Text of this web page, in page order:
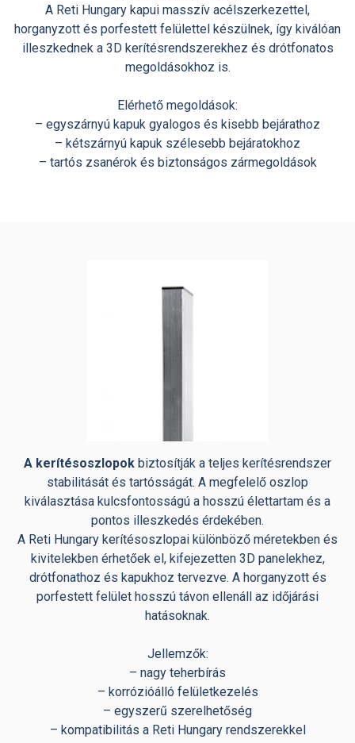
A Reti Hungary kapui masszív acélszerkezettel,
horganyzott és porfestett felülettel készülnek, így kiválóan
illeszkednek a 3D kerítésrendszerekhez és drótfonatos
megoldásokhoz is.
Elérhető megoldások:
– egyszárnyú kapuk gyalogos és kisebb bejárathoz
– kétszárnyú kapuk szélesebb bejáratokhoz
– tartós zsanérok és biztonságos zármegoldások
A kerítésoszlopok biztosítják a teljes kerítésrendszer
stabilitását és tartósságát. A megfelelő oszlop
kiválasztása kulcsfontosságú a hosszú élettartam és a
pontos illeszkedés érdekében.
A Reti Hungary kerítésoszlopai különböző méretekben és
kivitelekben érhetőek el, kifejezetten 3D panelekhez,
drótfonathoz és kapukhoz tervezve. A horganyzott és
porfestett felület hosszú távon ellenáll az időjárási
hatásoknak.
Jellemzők:
– nagy teherbírás
– korrózióálló felületkezelés
– egyszerű szerelhetőség
– kompatibilitás a Reti Hungary rendszerekkel